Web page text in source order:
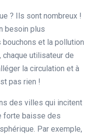
? Ils sont nombreux !
besoin plus
bouchons et la pollution
utilisateur de
la circulation et à
pas rien !
des villes qui incitent
forte baisse des
Par exemple,